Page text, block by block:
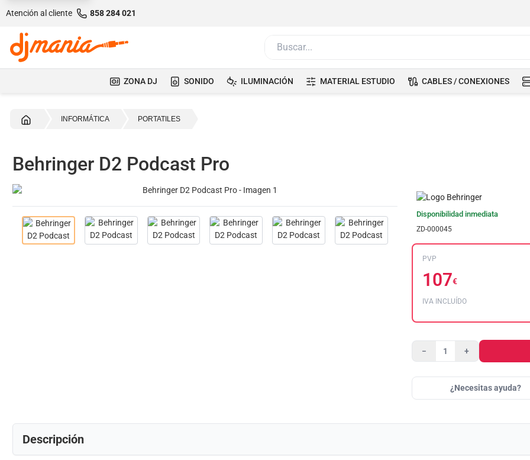
Atención al cliente 858 284 021
ZONA DJ SONIDO ILUMINACIÓN MATERIAL ESTUDIO CABLES / CONEXIONES
INFORMÁTICA PORTATILES
Behringer D2 Podcast Pro
Disponibilidad inmediata
ZD-000045
PVP
107€
IVA INCLUÍDO
− +
¿Necesitas ayuda?
Descripción